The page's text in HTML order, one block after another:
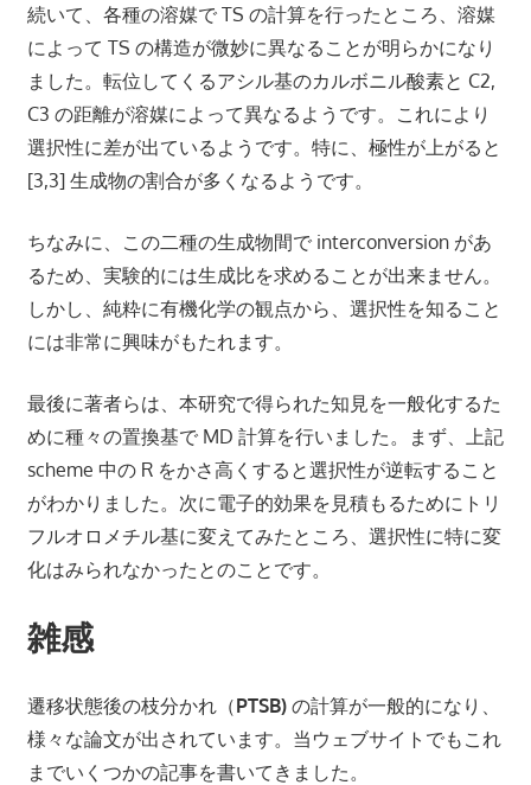
続いて、各種の溶媒で TS の計算を行ったところ、溶媒
によって TS の構造が微妙に異なることが明らかになり
ました。転位してくるアシル基のカルボニル酸素と C2,
C3 の距離が溶媒によって異なるようです。これにより
選択性に差が出ているようです。特に、極性が上がると
[3,3] 生成物の割合が多くなるようです。
ちなみに、この二種の生成物間で interconversion があ
るため、実験的には生成比を求めることが出来ません。
しかし、純粋に有機化学の観点から、選択性を知ること
には非常に興味がもたれます。
最後に著者らは、本研究で得られた知見を一般化するた
めに種々の置換基で MD 計算を行いました。まず、上記
scheme 中の R をかさ高くすると選択性が逆転すること
がわかりました。次に電子的効果を見積もるためにトリ
フルオロメチル基に変えてみたところ、選択性に特に変
化はみられなかったとのことです。
雑感
遷移状態後の枝分かれ（PTSB) の計算が一般的になり、
様々な論文が出されています。当ウェブサイトでもこれ
までいくつかの記事を書いてきました。